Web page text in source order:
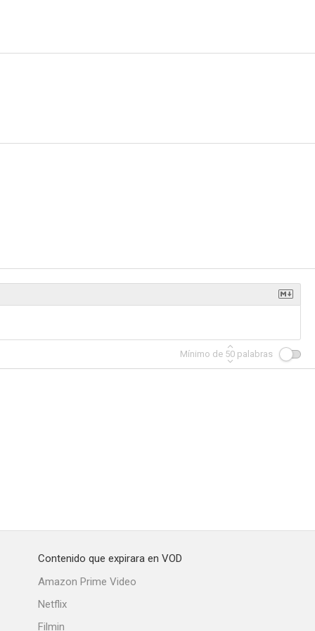
Mínimo de 50 palabras
Contenido que expirara en VOD
Amazon Prime Video
Netflix
Filmin